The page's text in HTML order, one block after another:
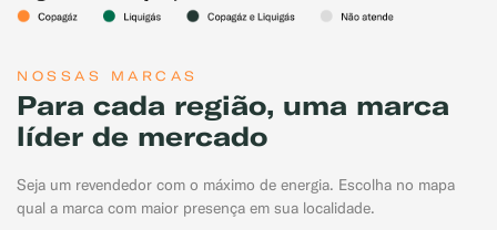
NOSSAS MARCAS
Para cada região, uma marca
líder de mercado
Seja um revendedor com o máximo de energia. Escolha no mapa
qual a marca com maior presença em sua localidade.